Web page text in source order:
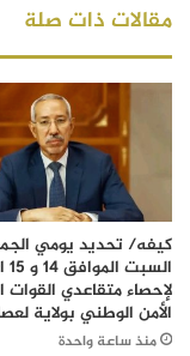
مقالات ذات صلة
كيفه/ تحديد يومي
لإحصاء متقاعدي
الأمن الوطني بولاية
منذ ساعة واحدة